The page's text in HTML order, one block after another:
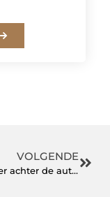
VOLGENDE
Aanhanger achter de auto? Zorg voor een net!